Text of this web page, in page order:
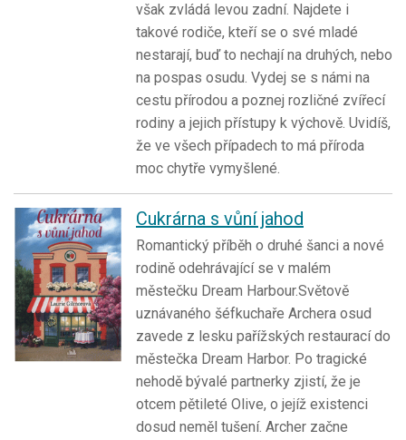
však zvládá levou zadní. Najdete i
takové rodiče, kteří se o své mladé
nestarají, buď to nechají na druhých, nebo
na pospas osudu. Vydej se s námi na
cestu přírodou a poznej rozličné zvířecí
rodiny a jejich přístupy k výchově. Uvidíš,
že ve všech případech to má příroda
moc chytře vymyšlené.
Cukrárna s vůní jahod
Romantický příběh o druhé šanci a nové
rodině odehrávající se v malém
městečku Dream Harbour.Světově
uznávaného šéfkuchaře Archera osud
zavede z lesku pařížských restaurací do
městečka Dream Harbor. Po tragické
nehodě bývalé partnerky zjistí, že je
otcem pětileté Olive, o jejíž existenci
dosud neměl tušení. Archer začne